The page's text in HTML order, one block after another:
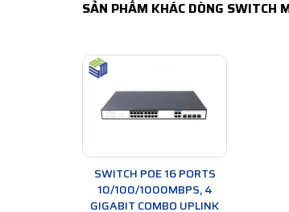
SẢN PHẨM KHÁC DÒNG SWITCH
SWITCH POE 16 PORTS
10/100/1000MBPS, 4
GIGABIT COMBO UPLINK